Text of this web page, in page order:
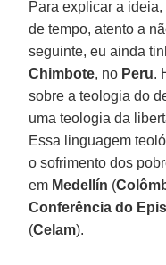
Para explicar a
de tempo, atento a
seguinte, eu ainda
Chimbote, no Peru.
sobre a teologia do
uma teologia da
Essa linguagem
o sofrimento dos
em Medellín (
Conferência do
(Celam).